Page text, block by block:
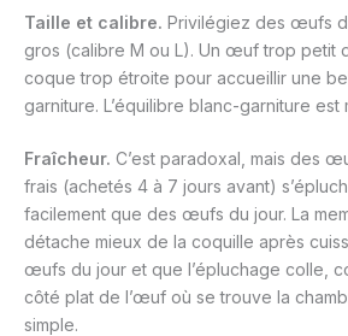
Taille et calibre. Privilégiez des œufs
gros (calibre M ou L). Un œuf trop petit
coque trop étroite pour accueillir une
garniture. L’équilibre blanc-garniture est
Fraîcheur. C’est paradoxal, mais des
frais (achetés 4 à 7 jours avant)
facilement que des œufs du jour. La
détache mieux de la coquille après
œufs du jour et que l’épluchage colle,
côté plat de l’œuf où se trouve la
simple.